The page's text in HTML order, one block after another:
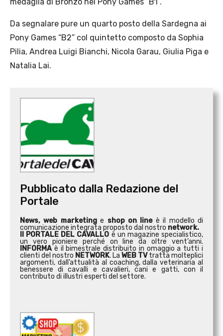
Da segnalare pure un quarto posto della Sardegna ai
Pony Games “B2” col quintetto composto da Sophia
Pilia, Andrea Luigi Bianchi, Nicola Garau, Giulia Piga e
Natalia Lai.
Pubblicato dalla Redazione del
Portale
News, web marketinge shop on line è il modello di
comunicazione integrata proposto dal nostro network.
Il PORTALE DEL CAVALLO è un magazine specialistico,
un vero pioniere perché on line da oltre vent’anni.
INFORMA è il bimestrale distribuito in omaggio a tutti i
clienti del nostro NETWORK. La WEB TVtratta molteplici
argomenti, dall’attualità al coaching, dalla veterinaria al
benessere di cavalli e cavalieri, cani e gatti, con il
contributo di illustri esperti del settore.